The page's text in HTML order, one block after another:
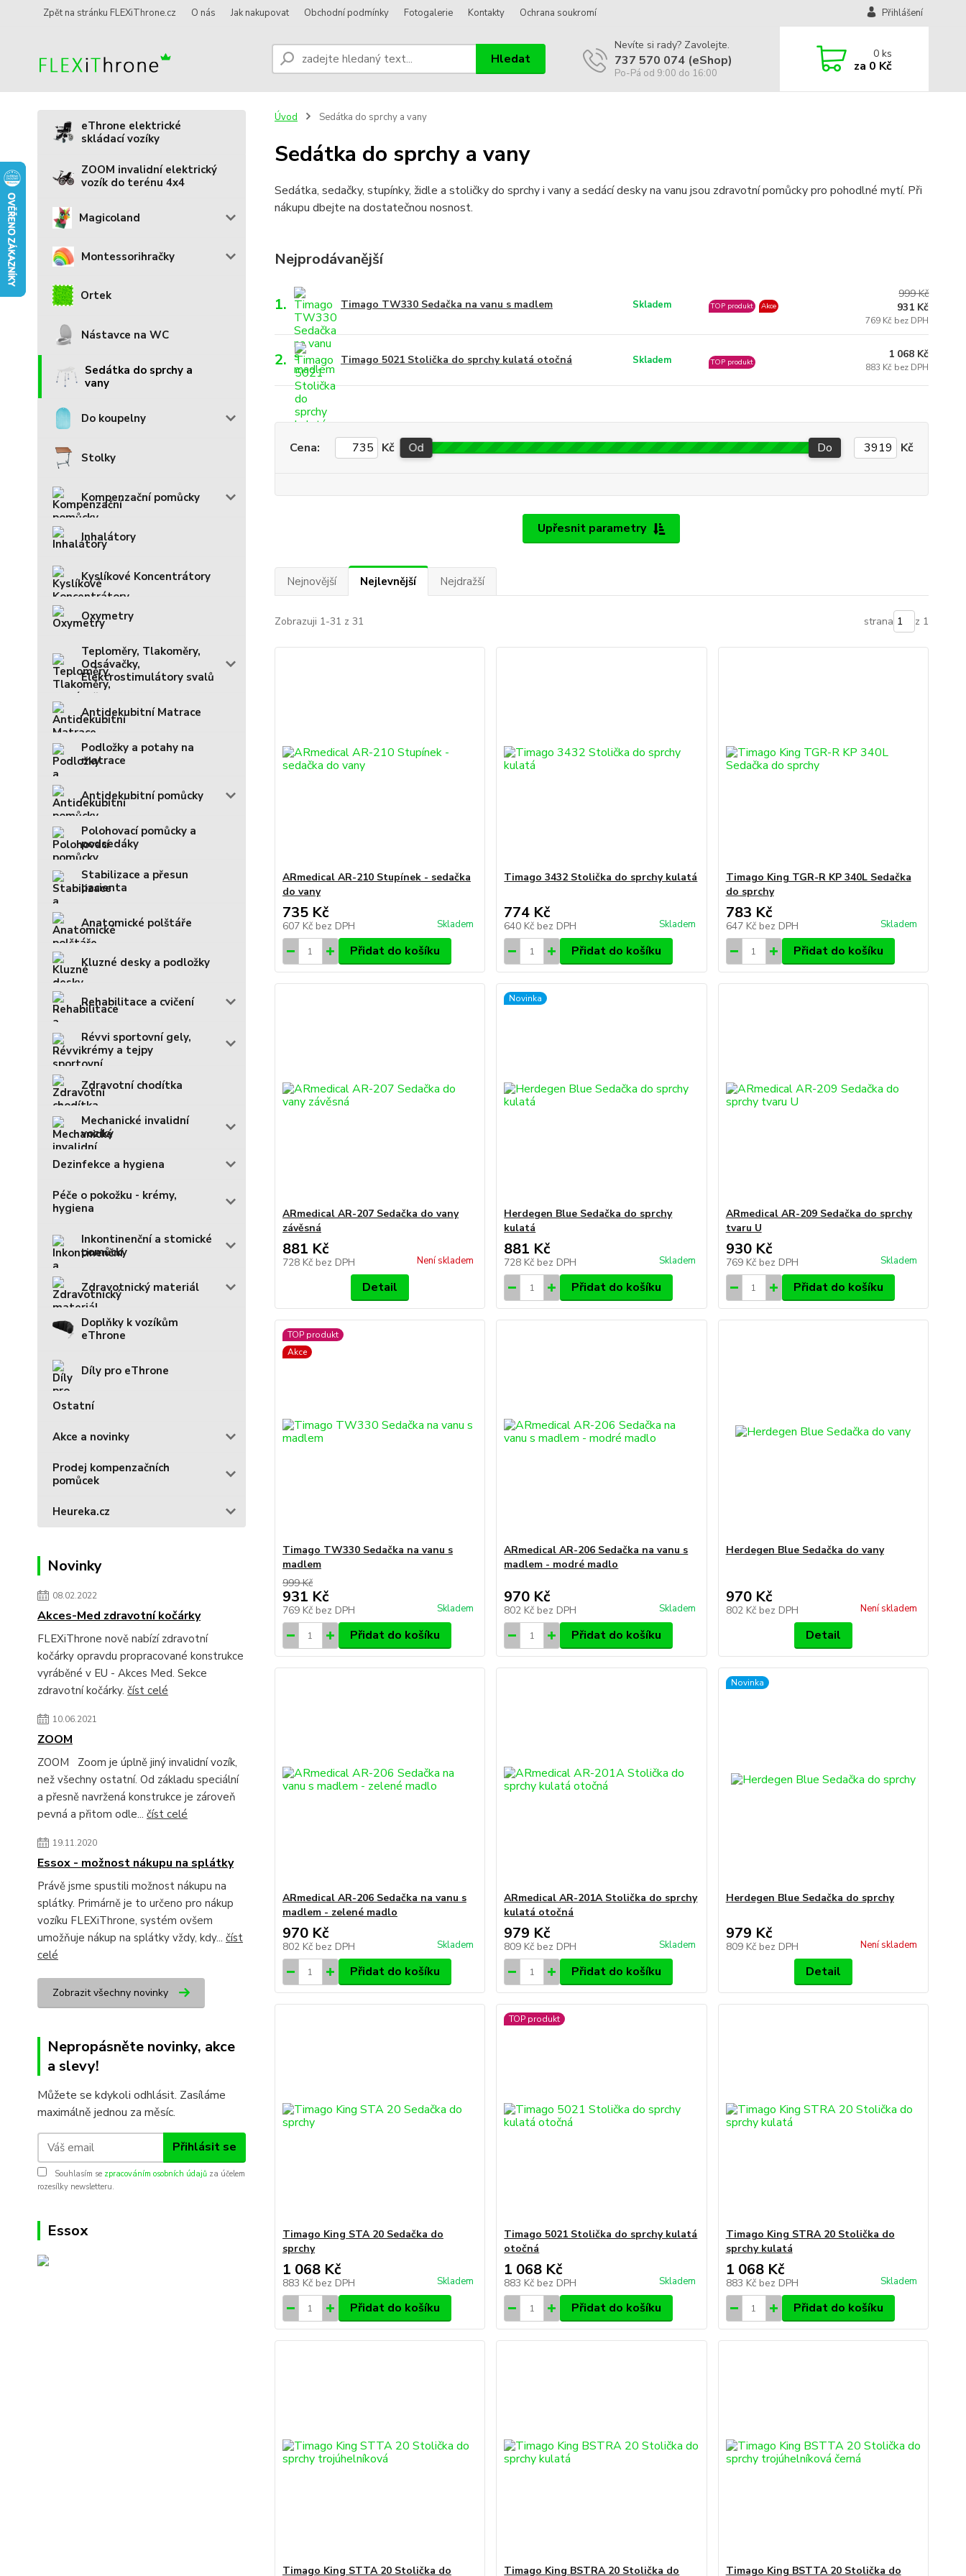
Zpět na stránku FLEXiThrone.cz O nás Jak nakupovat Obchodní podmínky Fotogalerie Kontakty Ochrana soukromí Přihlášení
Hledat
Nevíte si rady? Zavolejte.
737 570 074 (eShop)
Po-Pá od 9:00 do 16:00
0ks
za 0 Kč
eThrone elektrické
skládací vozíky
ZOOM invalidní elektrický
vozík do terénu 4x4
Magicoland
Montessorihračky
Ortek
Nástavce na WC
Sedátka do sprchy a
vany
Do koupelny
Stolky
Kompenzační pomůcky
Inhalátory
Kyslíkové Koncentrátory
Oxymetry
Teploměry, Tlakoměry,
Odsávačky,
Elektrostimulátory svalů
Antidekubitní Matrace
Podložky a potahy na
matrace
Antidekubitní pomůcky
Polohovací pomůcky a
podsedáky
Stabilizace a přesun
pacienta
Anatomické polštáře
Kluzné desky a podložky
Rehabilitace a cvičení
Révvi sportovní gely,
krémy a tejpy
Zdravotní chodítka
Mechanické invalidní
vozíky
Dezinfekce a hygiena
Péče o pokožku - krémy,
hygiena
Inkontinenční a stomické
pomůcky
Zdravotnický materiál
Doplňky k vozíkům
eThrone
Díly pro eThrone
Ostatní
Akce a novinky
Prodej kompenzačních
pomůcek
Heureka.cz
Novinky
08.02.2022
Akces-Med zdravotní kočárky
FLEXiThrone nově nabízí zdravotní
kočárky opravdu propracované konstrukce
vyráběné v EU - Akces Med. Sekce
zdravotní kočárky. číst celé
10.06.2021
ZOOM
ZOOM Zoom je úplně jiný invalidní vozík,
než všechny ostatní. Od základu speciální
a přesně navržená konstrukce je zároveň
pevná a přitom odle... číst celé
19.11.2020
Essox - možnost nákupu na splátky
Právě jsme spustili možnost nákupu na
splátky. Primárně je to určeno pro nákup
vozíku FLEXiThrone, systém ovšem
umožňuje nákup na splátky vždy, kdy... číst
celé
Zobrazit všechny novinky
Nepropásněte novinky, akce
a slevy!
Můžete se kdykoli odhlásit. Zasíláme
maximálně jednou za měsíc.
Přihlásit se
Souhlasím se zpracováním osobních údajů za účelem
rozesílky newsletteru.
Essox
Úvod Sedátka do sprchy a vany
Sedátka do sprchy a vany
Sedátka, sedačky, stupínky, židle a stoličky do sprchy i vany a sedácí desky na vanu jsou zdravotní pomůcky pro pohodlné mytí. Při
nákupu dbejte na dostatečnou nosnost.
Nejprodávanější
1. Timago TW330 Sedačka na vanu s madlem Skladem TOP produkt Akce
999 Kč
931 Kč
769 Kč bez DPH
2. Timago 5021 Stolička do sprchy kulatá otočná Skladem TOP produkt
1 068 Kč
883 Kč bez DPH
Upřesnit parametry
Cena: Kč Od Do Kč
Nejnovější Nejlevnější Nejdražší
Zobrazuji 1-31 z 31 strana z 1
ARmedical AR-210 Stupínek - sedačka
do vany
735 Kč
607 Kč bez DPH Skladem
Přidat do košíku
Timago 3432 Stolička do sprchy kulatá
774 Kč
640 Kč bez DPH Skladem
Přidat do košíku
Timago King TGR-R KP 340L Sedačka
do sprchy
783 Kč
647 Kč bez DPH Skladem
Přidat do košíku
ARmedical AR-207 Sedačka do vany
závěsná
881 Kč
728 Kč bez DPH Není skladem
Detail
Novinka
Herdegen Blue Sedačka do sprchy
kulatá
881 Kč
728 Kč bez DPH Skladem
Přidat do košíku
ARmedical AR-209 Sedačka do sprchy
tvaru U
930 Kč
769 Kč bez DPH Skladem
Přidat do košíku
TOP produkt
Akce
Timago TW330 Sedačka na vanu s
madlem
999 Kč
931 Kč
769 Kč bez DPH Skladem
Přidat do košíku
ARmedical AR-206 Sedačka na vanu s
madlem - modré madlo
970 Kč
802 Kč bez DPH Skladem
Přidat do košíku
Herdegen Blue Sedačka do vany
970 Kč
802 Kč bez DPH Není skladem
Detail
ARmedical AR-206 Sedačka na vanu s
madlem - zelené madlo
970 Kč
802 Kč bez DPH Skladem
Přidat do košíku
ARmedical AR-201A Stolička do sprchy
kulatá otočná
979 Kč
809 Kč bez DPH Skladem
Přidat do košíku
Novinka
Herdegen Blue Sedačka do sprchy
979 Kč
809 Kč bez DPH Není skladem
Detail
Timago King STA 20 Sedačka do
sprchy
1 068 Kč
883 Kč bez DPH Skladem
Přidat do košíku
TOP produkt
Timago 5021 Stolička do sprchy kulatá
otočná
1 068 Kč
883 Kč bez DPH Skladem
Přidat do košíku
Timago King STRA 20 Stolička do
sprchy kulatá
1 068 Kč
883 Kč bez DPH Skladem
Přidat do košíku
Timago King STTA 20 Stolička do Timago King BSTRA 20 Stolička do Timago King BSTTA 20 Stolička do